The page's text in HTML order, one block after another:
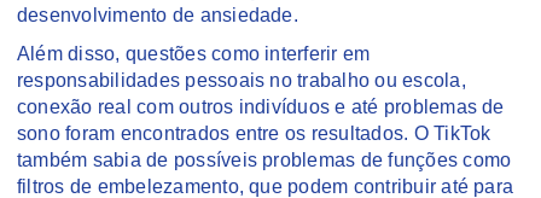
desenvolvimento de ansiedade.
Além disso, questões como interferir em
responsabilidades pessoais no trabalho ou escola,
conexão real com outros indivíduos e até problemas de
sono foram encontrados entre os resultados. O TikTok
também sabia de possíveis problemas de funções como
filtros de embelezamento, que podem contribuir até para